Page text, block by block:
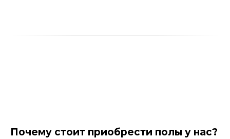
Почему стоит приобрести полы у нас?